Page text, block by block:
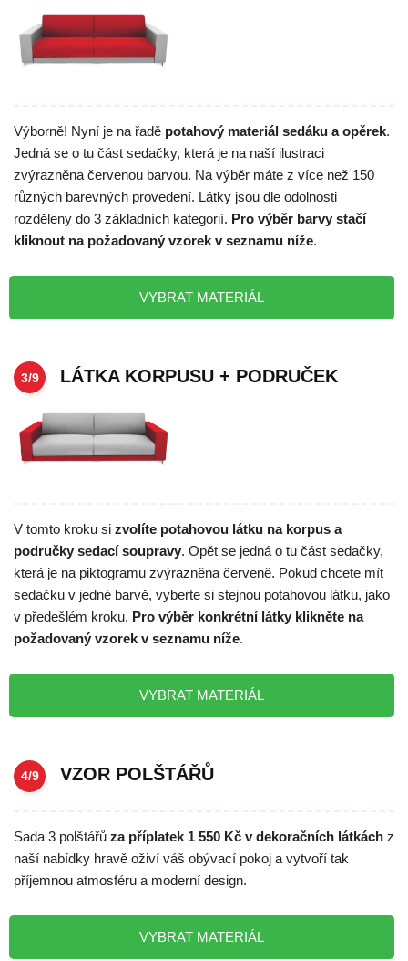
Výborně! Nyní je na řadě potahový materiál sedáku a opěrek.
Jedná se o tu část sedačky, která je na naší ilustraci
zvýrazněna červenou barvou. Na výběr máte z více než 150
různých barevných provedení. Látky jsou dle odolnosti
rozděleny do 3 základních kategorií. Pro výběr barvy stačí
kliknout na požadovaný vzorek v seznamu níže.
VYBRAT MATERIÁL
3/9 LÁTKA KORPUSU + PODRUČEK
V tomto kroku si zvolíte potahovou látku na korpus a
područky sedací soupravy. Opět se jedná o tu část sedačky,
která je na piktogramu zvýrazněna červeně. Pokud chcete mít
sedačku v jedné barvě, vyberte si stejnou potahovou látku, jako
v předešlém kroku. Pro výběr konkrétní látky klikněte na
požadovaný vzorek v seznamu níže.
VYBRAT MATERIÁL
4/9 VZOR POLŠTÁŘŮ
Sada 3 polštářů za příplatek 1 550 Kč v dekoračních látkách z
naší nabídky hravě oživí váš obývací pokoj a vytvoří tak
příjemnou atmosféru a moderní design.
VYBRAT MATERIÁL